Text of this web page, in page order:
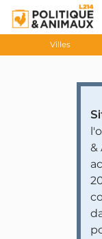
Villes
&